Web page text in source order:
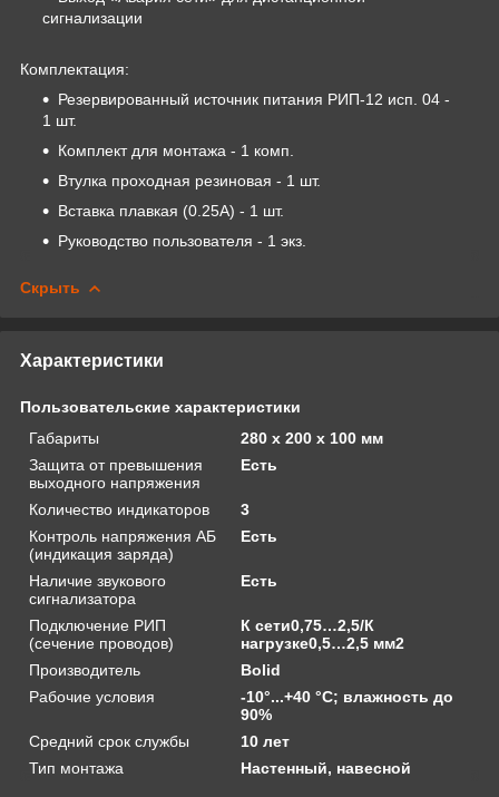
сигнализации
Комплектация:
Резервированный источник питания РИП-12 исп. 04 -
1 шт.
Комплект для монтажа - 1 комп.
Втулка проходная резиновая - 1 шт.
Вставка плавкая (0.25А) - 1 шт.
Руководство пользователя - 1 экз.
Скрыть
Характеристики
Пользовательские характеристики
Габариты
280 х 200 х 100 мм
Защита от превышения
выходного напряжения
Есть
Количество индикаторов
3
Контроль напряжения АБ
(индикация заряда)
Есть
Наличие звукового
сигнализатора
Есть
Подключение РИП
(сечение проводов)
К сети0,75…2,5/К
нагрузке0,5…2,5 мм2
Производитель
Bolid
Рабочие условия
-10°...+40 °С; влажность до
90%
Средний срок службы
10 лет
Тип монтажа
Настенный, навесной